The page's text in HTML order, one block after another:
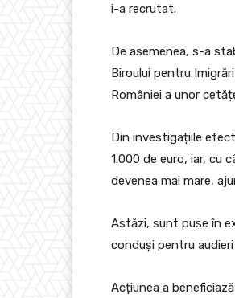
i-a recrutat.
De asemenea, s-a
Biroului pentru
României a unor
Din investigațiile
1.000 de euro, iar, cu
devenea mai mare,
Astăzi, sunt puse în
conduși pentru audieri
Acțiunea a